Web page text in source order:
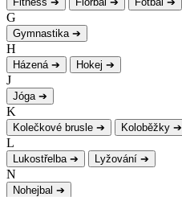
G
Gymnastika ➔
H
Házená ➔ Hokej ➔
J
Jóga ➔
K
Kolečkové brusle ➔ Koloběžky ➔
L
Lukostřelba ➔ Lyžování ➔
N
Nohejbal ➔